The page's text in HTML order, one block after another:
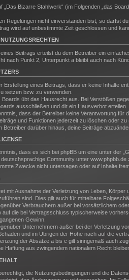
„Das Bizarre Stahlwerk“ (im Folgenden „das
Regelungen nicht einverstanden bist, so darfst
wird auf unbestimmte Zeit geschlossen und
Beitrags erteilst du dem Betreiber ein
nach Punkt 2, Unterpunkt a bleibt auch nach
Erstellung eines Beitrags, dass er keine Inhalte
setzen bzw. zu verwenden.
Boards übt das Hausrecht aus. Bei Verstößen
ausschließen und dir ein Hausverbot erteilen.
dass der Betreiber keine Verantwortung für
und Funktionen jederzeit zu löschen oder zu
Betreiber darüber hinaus, deine Beiträge
dass es sich bei phpBB um eine unter der „
Community unter
Zwecke nicht untersagen oder auf Inhalte
mit Ausnahme der Verletzung von Leben,
sind. Dies gilt auch für mittelbare
Verbrauchern außer bei vorsätzlichem
auf die bei Vertragsschluss typischerweise
Gewinn.
Unternehmern außer bei der Verletzung
und im Übrigen der Höhe nach auf die
der Absätze a bis c gilt sinngemäß auch
Haftung aus zwingendem nationalem Recht
die Nutzungsbedingungen und die